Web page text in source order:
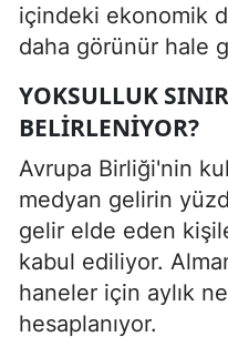
içindeki ekonomik
daha görünür hale
YOKSULLUK
BELIRLENIYOR?
Avrupa Birliği'nin
medyan gelirin
gelir elde eden
kabul ediliyor.
haneler için aylık
hesaplanıyor.